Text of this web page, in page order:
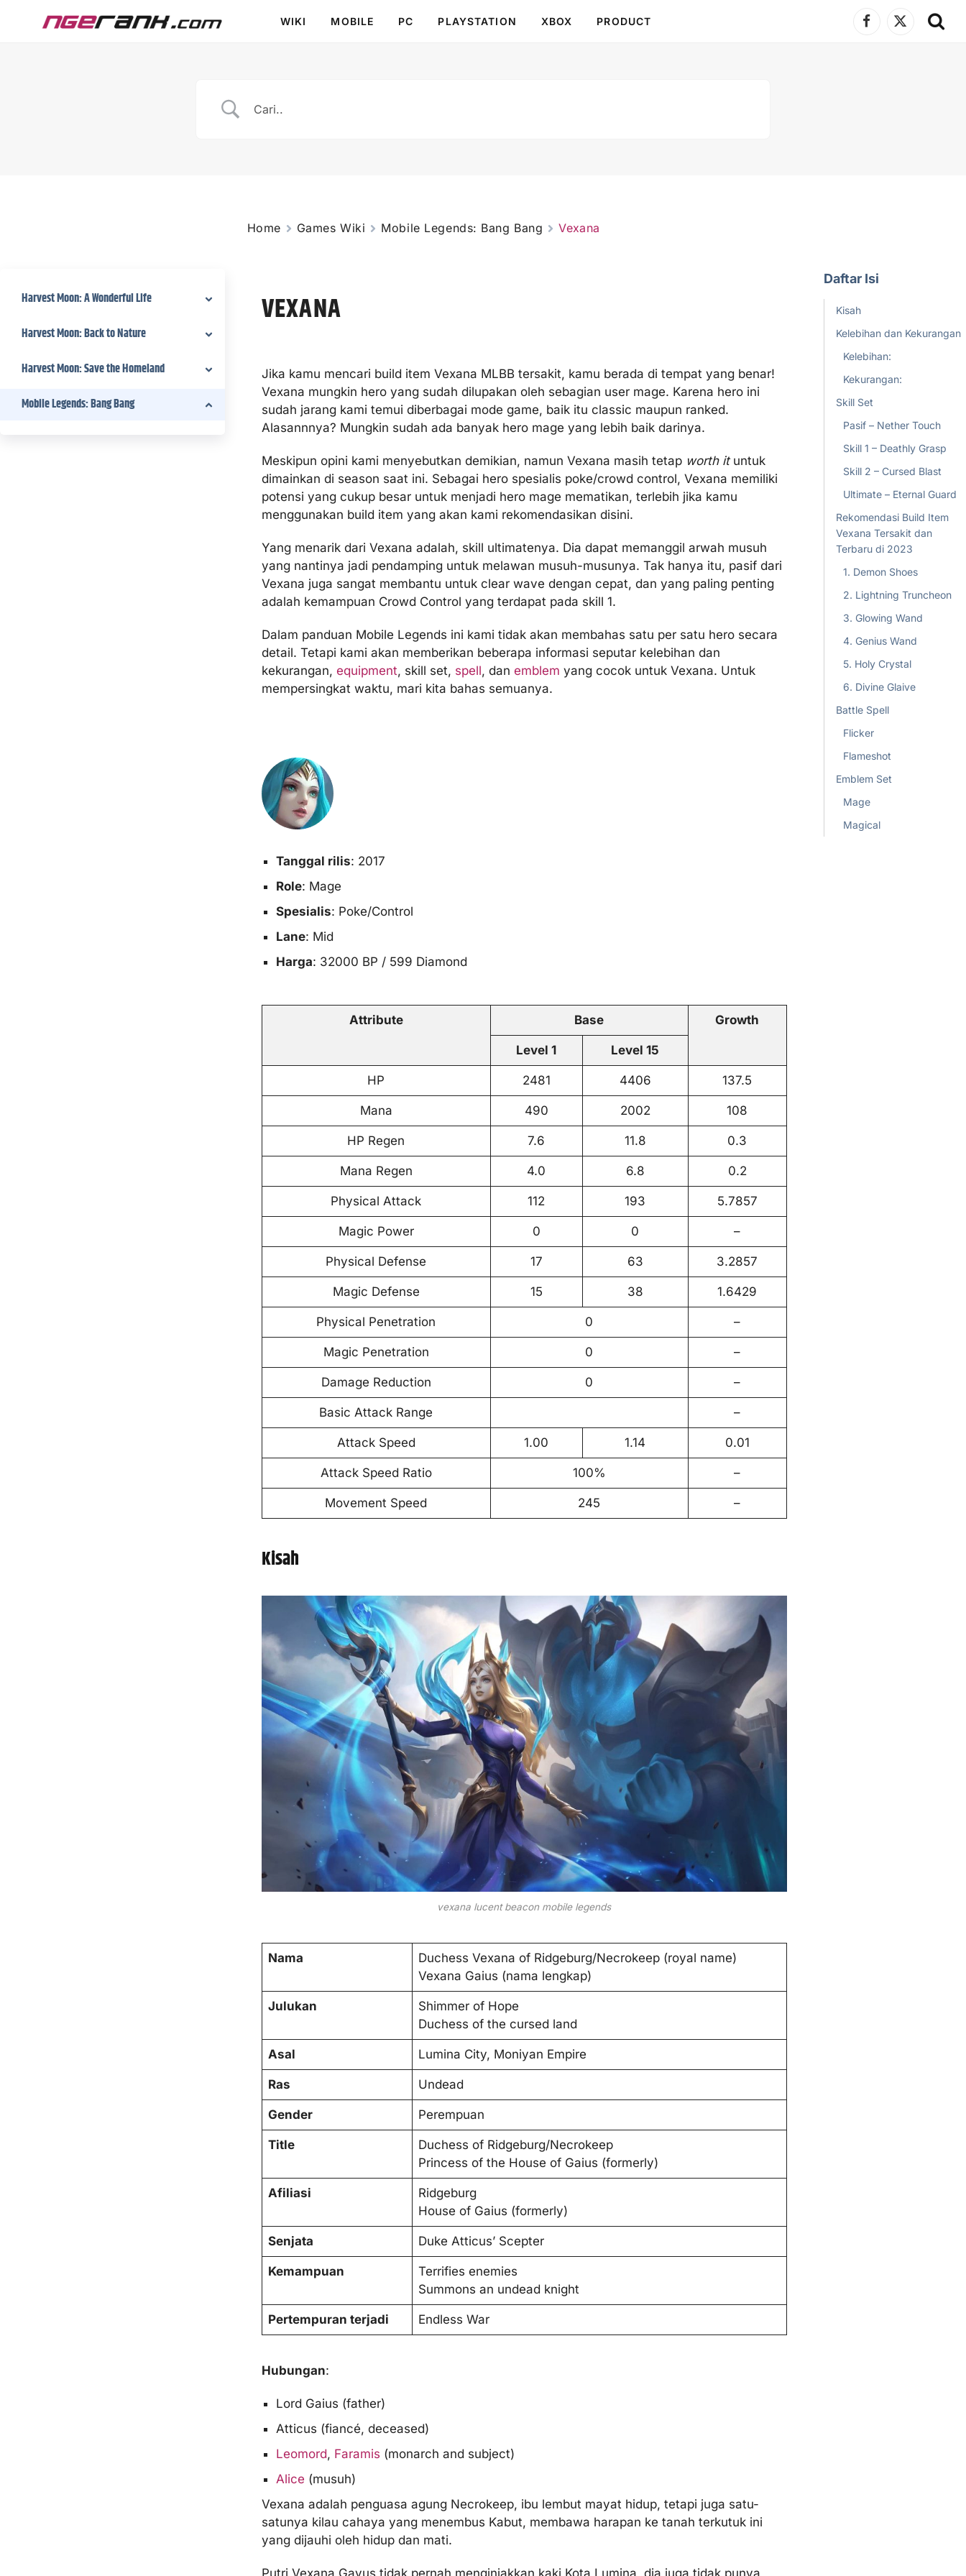
WIKI MOBILE PC PLAYSTATION XBOX PRODUCT
Facebook
X
Harvest Moon: A Wonderful Life
Harvest Moon: Back to Nature
Harvest Moon: Save the Homeland
Mobile Legends: Bang Bang
Home Games Wiki Mobile Legends: Bang Bang Vexana
VEXANA
Jika kamu mencari build item Vexana MLBB tersakit, kamu berada di tempat yang benar!
Vexana mungkin hero yang sudah dilupakan oleh sebagian user mage. Karena hero ini
sudah jarang kami temui diberbagai mode game, baik itu classic maupun ranked.
Alasannnya? Mungkin sudah ada banyak hero mage yang lebih baik darinya.
Meskipun opini kami menyebutkan demikian, namun Vexana masih tetap worth ituntuk
dimainkan di season saat ini. Sebagai hero spesialis poke/crowd control, Vexana memiliki
potensi yang cukup besar untuk menjadi hero mage mematikan, terlebih jika kamu
menggunakan build item yang akan kami rekomendasikan disini.
Yang menarik dari Vexana adalah, skill ultimatenya. Dia dapat memanggil arwah musuh
yang nantinya jadi pendamping untuk melawan musuh-musunya. Tak hanya itu, pasif dari
Vexana juga sangat membantu untuk clear wave dengan cepat, dan yang paling penting
adalah kemampuan Crowd Control yang terdapat pada skill 1.
Dalam panduan Mobile Legends ini kami tidak akan membahas satu per satu hero secara
detail. Tetapi kami akan memberikan beberapa informasi seputar kelebihan dan
kekurangan, equipment, skill set, spell, dan emblem yang cocok untuk Vexana. Untuk
mempersingkat waktu, mari kita bahas semuanya.
Tanggal rilis: 2017
Role: Mage
Spesialis: Poke/Control
Lane: Mid
Harga: 32000 BP / 599 Diamond
Attribute Base Growth
Level 1 Level 15
HP 2481 4406 137.5
Mana 490 2002 108
HP Regen 7.6 11.8 0.3
Mana Regen 4.0 6.8 0.2
Physical Attack 112 193 5.7857
Magic Power 0 0 –
Physical Defense 17 63 3.2857
Magic Defense 15 38 1.6429
Physical Penetration 0 –
Magic Penetration 0 –
Damage Reduction 0 –
Basic Attack Range –
Attack Speed 1.00 1.14 0.01
Attack Speed Ratio 100% –
Movement Speed 245 –
Kisah
vexana lucent beacon mobile legends
Nama
Duchess Vexana of Ridgeburg/Necrokeep (royal name)
Vexana Gaius (nama lengkap)
Julukan
Shimmer of Hope
Duchess of the cursed land
Asal Lumina City, Moniyan Empire
Ras Undead
Gender Perempuan
Title
Duchess of Ridgeburg/Necrokeep
Princess of the House of Gaius (formerly)
Afiliasi
Ridgeburg
House of Gaius (formerly)
Senjata Duke Atticus’ Scepter
Kemampuan
Terrifies enemies
Summons an undead knight
Pertempuran terjadi Endless War
Hubungan:
Lord Gaius (father)
Atticus (fiancé, deceased)
Leomord, Faramis (monarch and subject)
Alice (musuh)
Vexana adalah penguasa agung Necrokeep, ibu lembut mayat hidup, tetapi juga satu-
satunya kilau cahaya yang menembus Kabut, membawa harapan ke tanah terkutuk ini
yang dijauhi oleh hidup dan mati.
Daftar Isi
Kisah
Kelebihan dan Kekurangan
Kelebihan:
Kekurangan:
Skill Set
Pasif – Nether Touch
Skill 1 – Deathly Grasp
Skill 2 – Cursed Blast
Ultimate – Eternal Guard
Rekomendasi Build Item
Vexana Tersakit dan
Terbaru di 2023
1. Demon Shoes
2. Lightning Truncheon
3. Glowing Wand
4. Genius Wand
5. Holy Crystal
6. Divine Glaive
Battle Spell
Flicker
Flameshot
Emblem Set
Mage
Magical